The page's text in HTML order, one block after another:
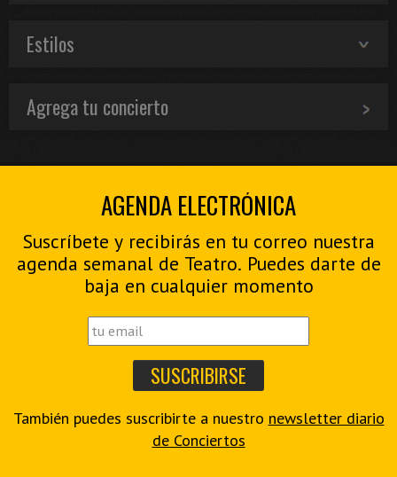
Estilos
Agrega tu concierto
AGENDA ELECTRÓNICA
Suscríbete y recibirás en tu correo nuestra
agenda semanal de Teatro. Puedes darte de
baja en cualquier momento
También puedes suscribirte a nuestro newsletter diario
de Conciertos